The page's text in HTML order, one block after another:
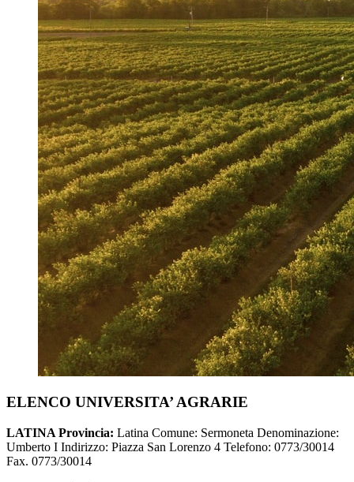
ELENCO UNIVERSITA’ AGRARIE
LATINA Provincia: Latina Comune: Sermoneta Denominazione:
Umberto I Indirizzo: Piazza San Lorenzo 4 Telefono: 0773/30014
Fax. 0773/30014